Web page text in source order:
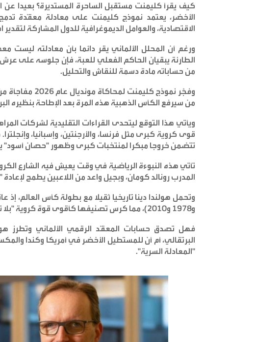
كيف يقرأ كليمنت مستقبل الساحرة المستديرة؟ بعيدا عن
الأخضر، يعتمد نموذج كليمنت على معادلة معقّدة تدمج
الاقتصادية، والعوامل الديموغرافية للدول المشاركة لتقدير
ورغم أن المحلل الألماني يقر دائما بأن معادلته
الطارئة يبقيان الحاكم الفعلي للعبة، فإن جلوسه على
من حساباته مادة دسمة للنقاش والتحليل.
وفجّر نموذج
من سيرفع الكأس الذهبية هذه المرة بعد الإطاحة بنظيره
ويأتي هذا التوقع ليتحدى القراءات التقليدية لشركات
قوى كروية كبرى مثل فرنسا، والأرجنتين، وإسبانيا،
تتضمن خروجا مبكرا لمنتخبات كبرى وظهور "حصان أسود"
تأتي هذه النبوءة الرياضية في وقت يعيش فيه الشارع
المدرب رونالد كومان، وبجيل واعد من اللاعبين يطمح
و1978 و2010)، مما كرس تصنيفها كأقوى قوة كروية "بلا تاج" في التاريخ
فهل تصدق حسابات المعقّد الرقمي الألماني وتطرز
البرتقالي، أم أن للمستطيل الأخضر في أمريكا وكندا
"المعادلة السرية".